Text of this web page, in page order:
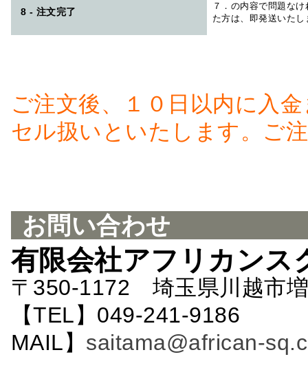
8 - 注文完了
７．の内容で問題な
た方は、即発送いたし
ご注文後、１０日以内に入
セル扱いといたします。ご
お問い合わせ
有限会社アフリカンス
〒350-1172 埼玉県川越市
【TEL】049-241-
MAIL】 saitama@african-